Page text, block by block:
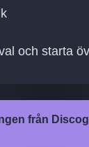
och starta
från